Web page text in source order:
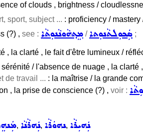
of clouds , brightness /
sport, subject ... : proficiency /
(?) , see : ܡܸܬ݂ܗܵܘܢܵܢܘܼܬܵܐ /ܣܲܟܘܼܠܬܵܢܘܼܬܐ ;
, la clarté , le fait d'être lumineux /
sérénité / l'absence de nuage , la clarté
de travail ... : la maîtrise / la grande
, la prise de conscience (?) , voir :
, ܢܲܗܪܵܢܵܐ, ܢܗܘܿܪܵܐ, ܢܲܗܝܼܪܵܐ